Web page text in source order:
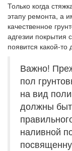
Только когда
этапу ремонта, а
качественное
адгезии покрытия
появится какой-
Важно!
пол
на вид
должны
наливной